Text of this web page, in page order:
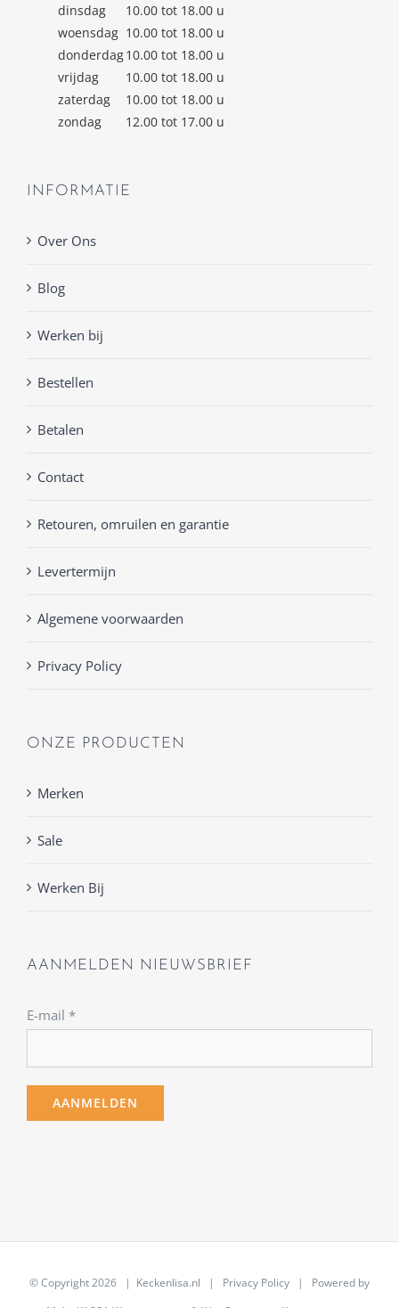
dinsdag
10.00 tot 18.00 u
woensdag 10.00 tot 18.00 u
donderdag10.00 tot 18.00 u
vrijdag
10.00 tot 18.00 u
zaterdag
10.00 tot 18.00 u
zondag
12.00 tot 17.00 u
INFORMATIE
Over Ons
Blog
Werken bij
Bestellen
Betalen
Contact
Retouren, omruilen en garantie
Levertermijn
Algemene voorwaarden
Privacy Policy
ONZE PRODUCTEN
Merken
Sale
Werken Bij
AANMELDEN NIEUWSBRIEF
E-mail *
© Copyright2026 | Keckenlisa.nl | Privacy Policy | Powered by